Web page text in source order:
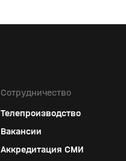
Сотрудничество
Телепроизводство
Вакансии
Аккредитация СМИ